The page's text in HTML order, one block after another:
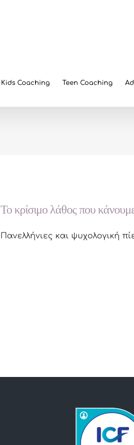
Kids Coaching Teen Coaching
Το κρίσιμο λάθος που
Πανελλήνιες και ψυχολογική